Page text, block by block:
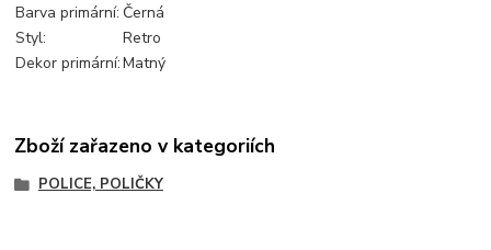
Barva primární: Černá
Styl:
Retro
Dekor primární:Matný
Zboží zařazeno v kategoriích
POLICE, POLIČKY